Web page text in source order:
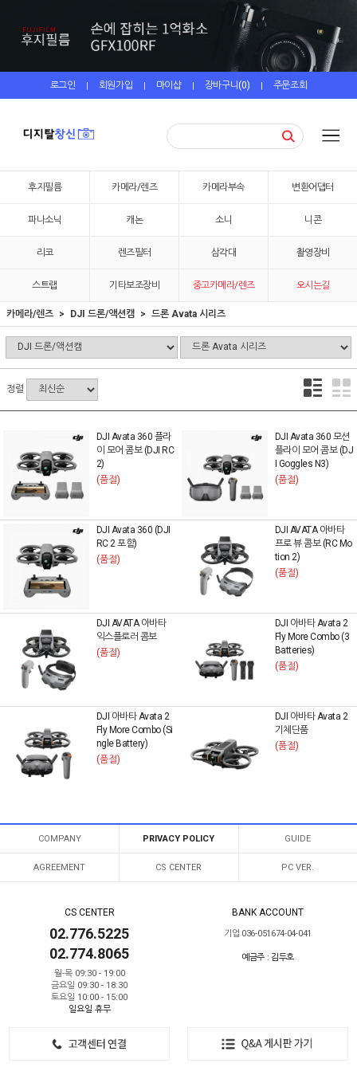
로그인 | 회원가입 | 마이샵 | 장바구니(0) | 주문조회
후지필름 카메라/렌즈 카메라부속 변환어댑터
파나소닉 캐논 소니 니콘
리코 렌즈필터 삼각대 촬영장비
스트랩 기타보조장비 중고카메라/렌즈 오시는길
카메라/렌즈 DJI 드론/액션캠 드론 Avata 시리즈
정렬
DJI Avata 360 플라
이 모어 콤보 (DJI RC
2)
(품절)
DJI Avata 360 모션
플라이 모어 콤보 (DJ
I Goggles N3)
(품절)
DJI Avata 360 (DJI
RC 2 포함)
(품절)
DJI AVATA 아바타
프로 뷰 콤보 (RC Mo
tion 2)
(품절)
DJI AVATA 아바타
익스플로러 콤보
(품절)
DJI 아바타 Avata 2
Fly More Combo (3
Batteries)
(품절)
DJI 아바타 Avata 2
Fly More Combo (Si
ngle Battery)
(품절)
DJI 아바타 Avata 2
기체단품
(품절)
COMPANY PRIVACY POLICY GUIDE
AGREEMENT CS CENTER PC VER.
CS CENTER
02.776.5225
02.774.8065
월-목 09:30 - 19:00
금요일 09:30 - 18:30
토요일 10:00 - 15:00
일요일 휴무
BANK ACCOUNT
기업 036-051674-04-041
예금주 : 김두호